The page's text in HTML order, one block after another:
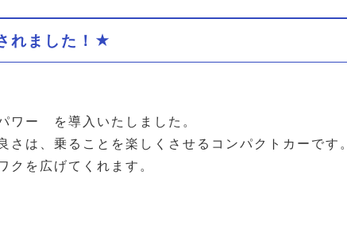
れました！★
ワー を導入いたしました。
は、乗ることを楽しくさせるコンパクトカーです。
を広げてくれます。